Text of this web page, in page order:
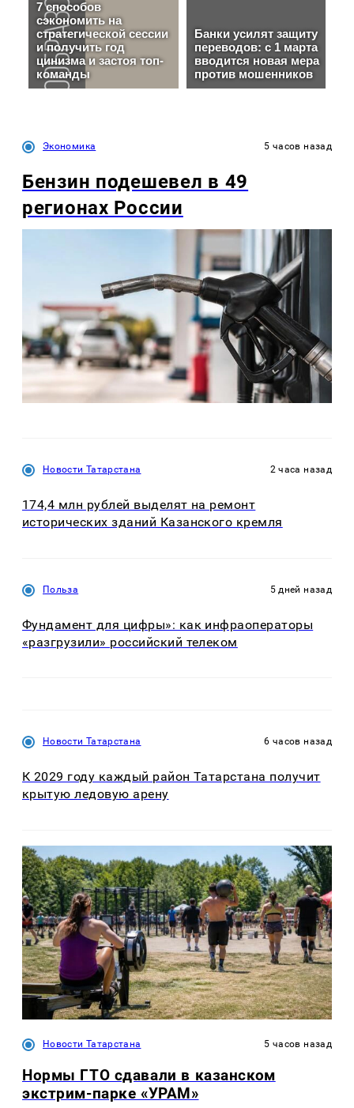
Экономика 5 часов назад
Бензин подешевел в 49
регионах России
Новости Татарстана 2 часа назад
174,4 млн рублей выделят на ремонт
исторических зданий Казанского кремля
Польза 5 дней назад
Фундамент для цифры»: как инфраоператоры
«разгрузили» российский телеком
Новости Татарстана 6 часов назад
К 2029 году каждый район Татарстана получит
крытую ледовую арену
Новости Татарстана 5 часов назад
Нормы ГТО сдавали в казанском
экстрим-парке «УРАМ»